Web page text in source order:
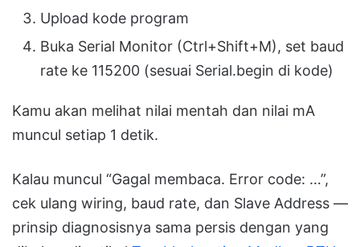
Upload kode program
Buka Serial Monitor (Ctrl+Shift+M), set baud
rate ke 115200 (sesuai Serial.begin di kode)
Kamu akan melihat nilai mentah dan nilai mA
muncul setiap 1 detik.
Kalau muncul “Gagal membaca. Error code: …”,
cek ulang wiring, baud rate, dan Slave Address —
prinsip diagnosisnya sama persis dengan yang